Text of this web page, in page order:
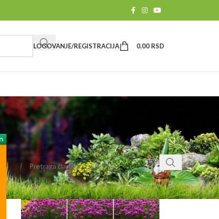
LOGOVANJE/REGISTRACIJA 0.00 RSD
PRETRAGA